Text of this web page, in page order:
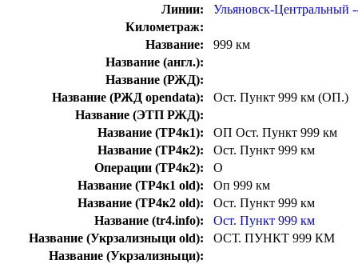
Линии:
Ульяновск-Центральный
Километраж:
Название:
999 км
Название (англ.):
Название (РЖД):
Название (РЖД opendata):
Ост. Пункт 999 км (ОП.)
Название (ЭТП РЖД):
Название (ТР4к1):
ОП Ост. Пункт 999 км
Название (ТР4к2):
Ост. Пункт 999 км
Операции (ТР4к2):
О
Название (ТР4к1 old):
Оп 999 км
Название (ТР4к2 old):
Ост. Пункт 999 км
Название (tr4.info):
Ост. Пункт 999 км
Название (Укрзализныци old):
ОСТ. ПУНКТ 999 КМ
Название (Укрзализныци):